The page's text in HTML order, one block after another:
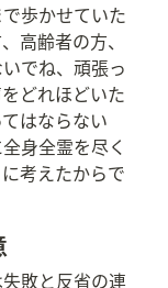
歩かせていた
高齢者の方、
でね、頑張っ
どれほどいた
はならない
身全霊を尽く
考えたからで
敗と反省の連